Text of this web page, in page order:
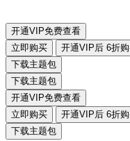
开通VIP免费查看
立即购买
开通VIP后 6折
下载主题包
下载主题包
开通VIP免费查看
立即购买
开通VIP后 6折
下载主题包